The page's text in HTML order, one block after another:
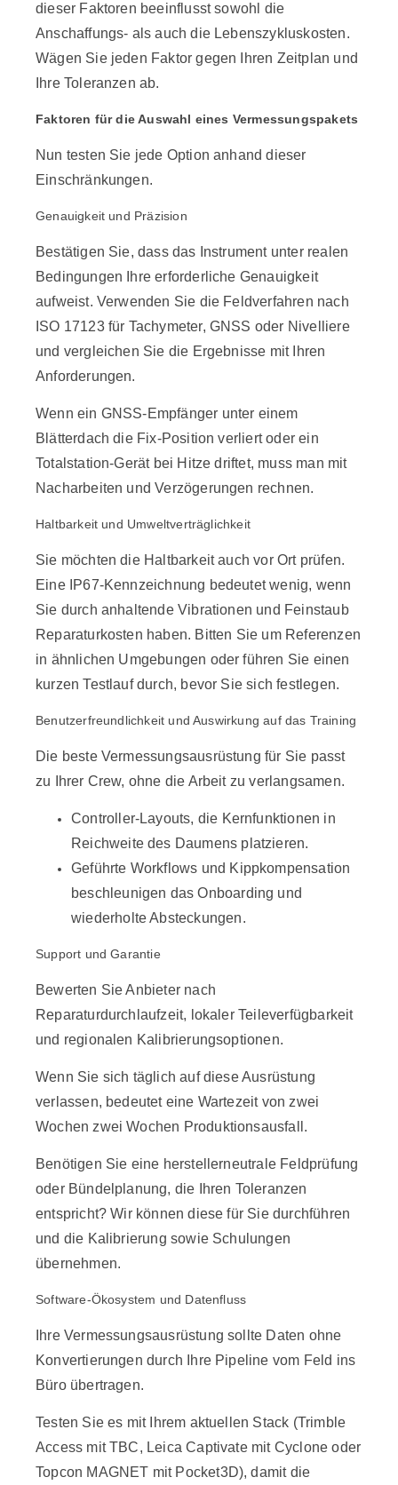
dieser Faktoren beeinflusst sowohl die
Anschaffungs- als auch die Lebenszykluskosten.
Wägen Sie jeden Faktor gegen Ihren Zeitplan und
Ihre Toleranzen ab.
Faktoren für die Auswahl eines Vermessungspakets
Nun testen Sie jede Option anhand dieser
Einschränkungen.
Genauigkeit und Präzision
Bestätigen Sie, dass das Instrument unter realen
Bedingungen Ihre erforderliche Genauigkeit
aufweist. Verwenden Sie die Feldverfahren nach
ISO 17123 für Tachymeter, GNSS oder Nivelliere
und vergleichen Sie die Ergebnisse mit Ihren
Anforderungen.
Wenn ein GNSS-Empfänger unter einem
Blätterdach die Fix-Position verliert oder ein
Totalstation-Gerät bei Hitze driftet, muss man mit
Nacharbeiten und Verzögerungen rechnen.
Haltbarkeit und Umweltverträglichkeit
Sie möchten die Haltbarkeit auch vor Ort prüfen.
Eine IP67-Kennzeichnung bedeutet wenig, wenn
Sie durch anhaltende Vibrationen und Feinstaub
Reparaturkosten haben. Bitten Sie um Referenzen
in ähnlichen Umgebungen oder führen Sie einen
kurzen Testlauf durch, bevor Sie sich festlegen.
Benutzerfreundlichkeit und Auswirkung auf das Training
Die beste Vermessungsausrüstung für Sie passt
zu Ihrer Crew, ohne die Arbeit zu verlangsamen.
Controller-Layouts, die Kernfunktionen in
Reichweite des Daumens platzieren.
Geführte Workflows und Kippkompensation
beschleunigen das Onboarding und
wiederholte Absteckungen.
Support und Garantie
Bewerten Sie Anbieter nach
Reparaturdurchlaufzeit, lokaler Teileverfügbarkeit
und regionalen Kalibrierungsoptionen.
Wenn Sie sich täglich auf diese Ausrüstung
verlassen, bedeutet eine Wartezeit von zwei
Wochen zwei Wochen Produktionsausfall.
Benötigen Sie eine herstellerneutrale Feldprüfung
oder Bündelplanung, die Ihren Toleranzen
entspricht? Wir können diese für Sie durchführen
und die Kalibrierung sowie Schulungen
übernehmen.
Software-Ökosystem und Datenfluss
Ihre Vermessungsausrüstung sollte Daten ohne
Konvertierungen durch Ihre Pipeline vom Feld ins
Büro übertragen.
Testen Sie es mit Ihrem aktuellen Stack (Trimble
Access mit TBC, Leica Captivate mit Cyclone oder
Topcon MAGNET mit Pocket3D), damit die